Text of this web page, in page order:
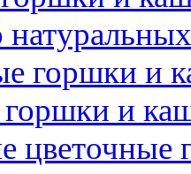
горшки и
и
цветочные